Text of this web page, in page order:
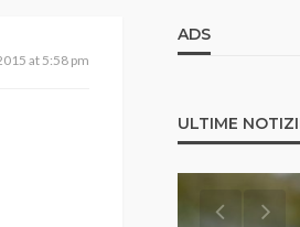
at 5:58 pm
ADS
ULTIME